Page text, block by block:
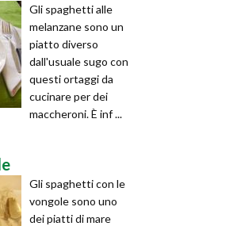
Gli spaghetti alle
melanzane sono un
piatto diverso
dall'usuale sugo con
questi ortaggi da
cucinare per dei
maccheroni. È inf ...
Gli spaghetti con le
vongole sono uno
dei piatti di mare